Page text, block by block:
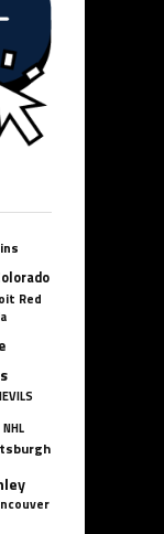
Red
NHL